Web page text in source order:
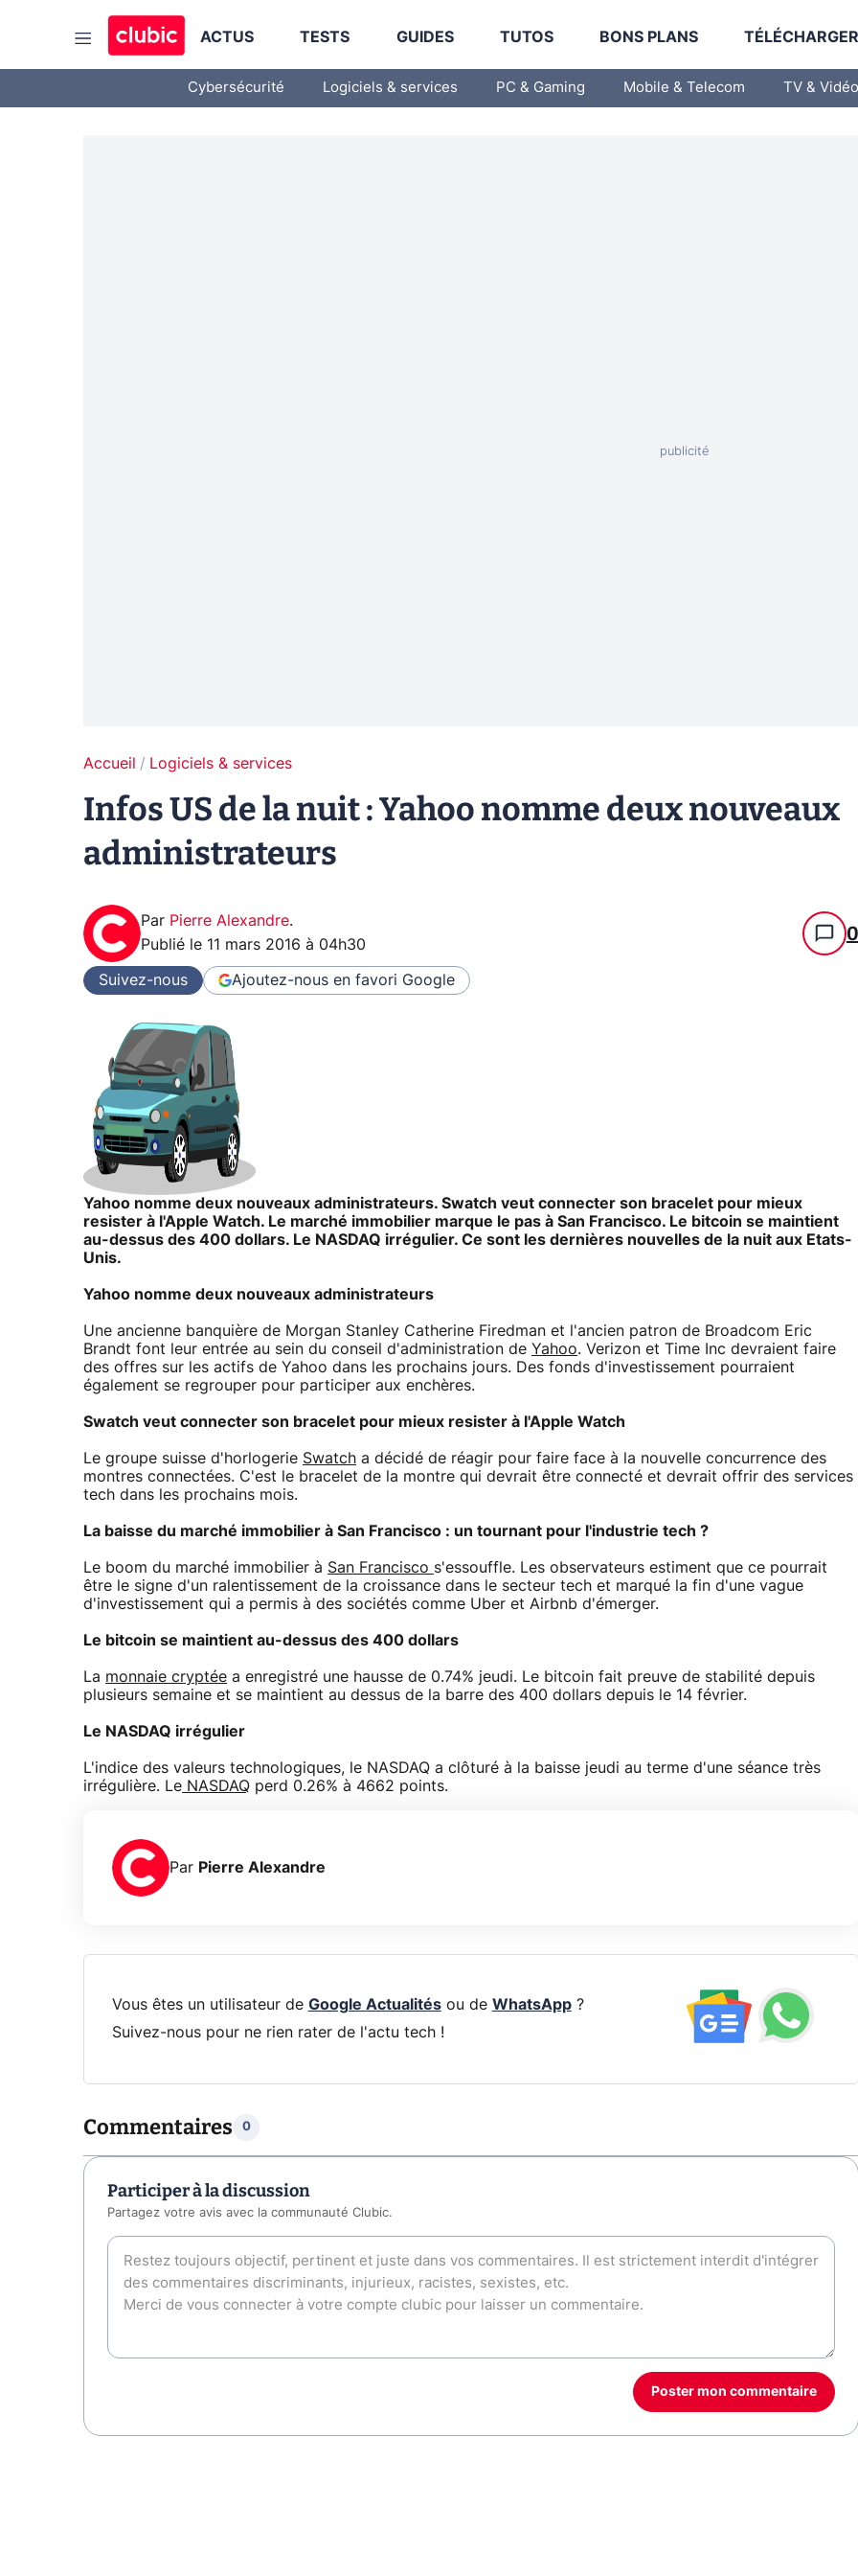
ACTUS TESTS GUIDES TUTOS BONS PLANS
Cybersécurité Logiciels & services PC & Gaming Mobile & Telecom TV & Vidéo
Accueil Logiciels & services
Infos US de la nuit : Yahoo nomme deux nouveaux
administrateurs
Par Pierre Alexandre.
Publié le 11 mars 2016 à 04h30 0
Suivez-nous Ajoutez-nous en favori Google
Yahoo nomme deux nouveaux administrateurs. Swatch veut connecter son bracelet pour mieux
resister à l'Apple Watch. Le marché immobilier marque le pas à San Francisco. Le bitcoin se maintient
au-dessus des 400 dollars. Le NASDAQ irrégulier. Ce sont les dernières nouvelles de la nuit aux Etats-
Unis.
Yahoo nomme deux nouveaux administrateurs
Une ancienne banquière de Morgan Stanley Catherine Firedman et l'ancien patron de Broadcom Eric
Brandt font leur entrée au sein du conseil d'administration de Yahoo. Verizon et Time Inc devraient faire
des offres sur les actifs de Yahoo dans les prochains jours. Des fonds d'investissement pourraient
également se regrouper pour participer aux enchères.
Swatch veut connecter son bracelet pour mieux resister à l'Apple Watch
Le groupe suisse d'horlogerie Swatch a décidé de réagir pour faire face à la nouvelle concurrence des
montres connectées. C'est le bracelet de la montre qui devrait être connecté et devrait offrir des services
tech dans les prochains mois.
La baisse du marché immobilier à San Francisco : un tournant pour l'industrie tech ?
Le boom du marché immobilier à San Francisco s'essouffle. Les observateurs estiment que ce pourrait
être le signe d'un ralentissement de la croissance dans le secteur tech et marqué la fin d'une vague
d'investissement qui a permis à des sociétés comme Uber et Airbnb d'émerger.
Le bitcoin se maintient au-dessus des 400 dollars
La monnaie cryptée a enregistré une hausse de 0.74% jeudi. Le bitcoin fait preuve de stabilité depuis
plusieurs semaine et se maintient au dessus de la barre des 400 dollars depuis le 14 février.
Le NASDAQ irrégulier
L'indice des valeurs technologiques, le NASDAQ a clôturé à la baisse jeudi au terme d'une séance très
irrégulière. Le NASDAQ perd 0.26% à 4662 points.
Par Pierre Alexandre
Vous êtes un utilisateur de Google Actualitésou de WhatsApp?
Suivez-nous pour ne rien rater de l'actu tech !
Commentaires 0
Participer à la discussion
Partagez votre avis avec la communauté Clubic.
Poster mon commentaire